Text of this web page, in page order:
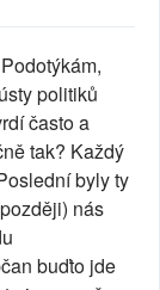
politiků
často a
tak? Každý
byly ty
nás
buďto jde